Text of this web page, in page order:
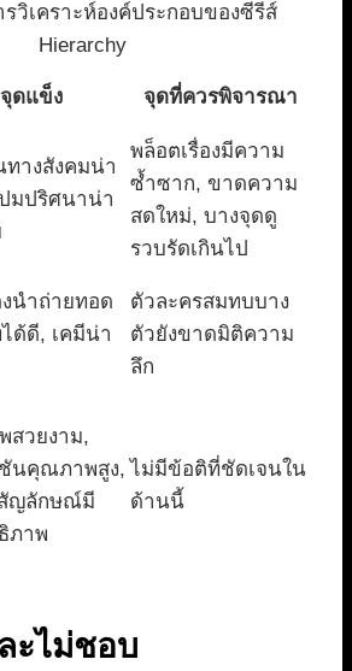
รวิเคราะห์องค์ประกอบของซีรีส์
Hierarchy
จุดแข็ง จุดที่ควรพิจารณา
ทางสังคมน่า
มปริศนาน่า
พล็อตเรื่องมีความ
ซ้ำซาก, ขาดความ
สดใหม่, บางจุดดู
รวบรัดเกินไป
นำถ่ายทอด
ด้ดี, เคมีน่า
ตัวละครสมทบบาง
ตัวยังขาดมิติความ
ลึก
สวยงาม,
นคุณภาพสูง,
ญลักษณ์มี
ภาพ
ไม่มีข้อติที่ชัดเจนใน
ด้านนี้
ะไม่ชอบ